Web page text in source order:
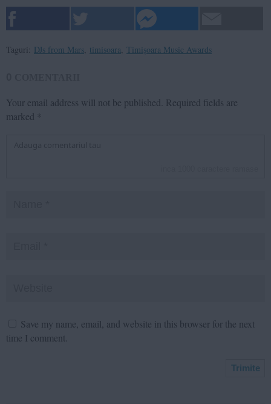
Taguri: DJs from Mars timisoara Timișoara Music Awards
Your email address will not be published. Required fields are
marked *
Save my name, email, and website in this browser for the next
time I comment.